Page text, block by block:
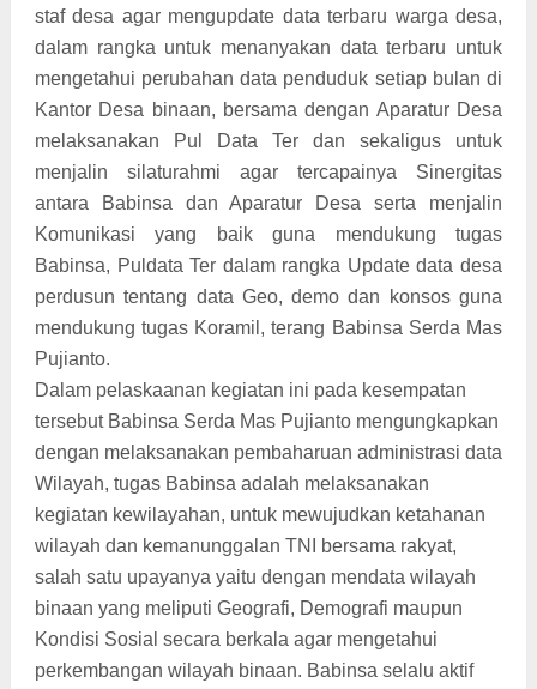
staf desa agar mengupdate data terbaru warga desa,
dalam rangka untuk menanyakan data terbaru untuk
mengetahui perubahan data penduduk setiap bulan di
Kantor Desa binaan, bersama dengan Aparatur Desa
melaksanakan Pul Data Ter dan sekaligus untuk
menjalin silaturahmi agar tercapainya Sinergitas
antara Babinsa dan Aparatur Desa serta menjalin
Komunikasi yang baik guna mendukung tugas
Babinsa, Puldata Ter dalam rangka Update data desa
perdusun tentang data Geo, demo dan konsos guna
mendukung tugas Koramil, terang Babinsa Serda Mas
Pujianto.
Dalam pelaskaanan kegiatan ini pada kesempatan
tersebut Babinsa Serda Mas Pujianto mengungkapkan
dengan melaksanakan pembaharuan administrasi data
Wilayah, tugas Babinsa adalah melaksanakan
kegiatan kewilayahan, untuk mewujudkan ketahanan
wilayah dan kemanunggalan TNI bersama rakyat,
salah satu upayanya yaitu dengan mendata wilayah
binaan yang meliputi Geografi, Demografi maupun
Kondisi Sosial secara berkala agar mengetahui
perkembangan wilayah binaan. Babinsa selalu aktif